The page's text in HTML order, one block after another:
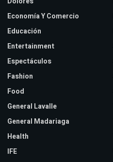
Economía Y Comercio
Educación
Entertainment
Espectáculos
Fashion
Food
General Lavalle
General Madariaga
Health
IFE